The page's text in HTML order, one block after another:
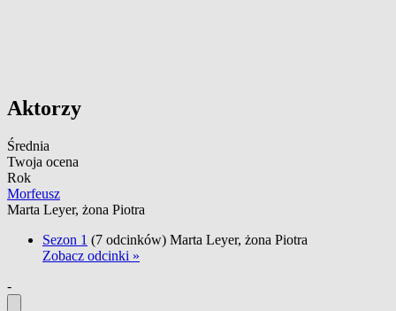
Aktorzy
Średnia
Twoja ocena
Rok
Morfeusz
Marta Leyer, żona Piotra
Sezon 1 (7 odcinków) Marta Leyer, żona Piotra
Zobacz odcinki »
-